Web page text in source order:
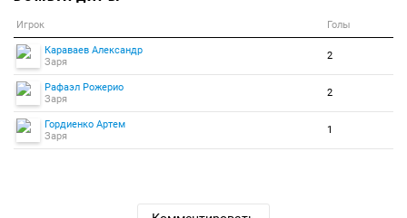
Игрок Голы
Караваев Александр
Заря
2
Рафаэл Рожерио
Заря
2
Гордиенко Артем
Заря
1